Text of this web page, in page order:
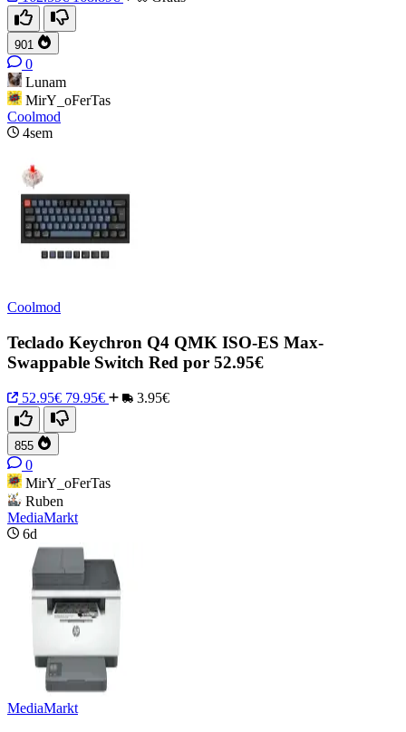
901
0
Lunam
MirY_oFerTas
Coolmod
4sem
Coolmod
Teclado Keychron Q4 QMK ISO-ES Max-
Swappable Switch Red por 52.95€
52.95€ 79.95€ 3.95€
855
0
MirY_oFerTas
Ruben
MediaMarkt
6d
MediaMarkt